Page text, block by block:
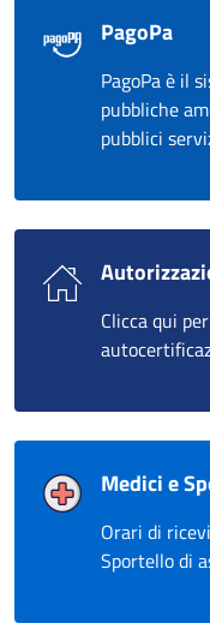
PagoPa
PagoPa è il
pubbliche
pubblici
Clicca qui
Medici e
Orari di
Sportello di